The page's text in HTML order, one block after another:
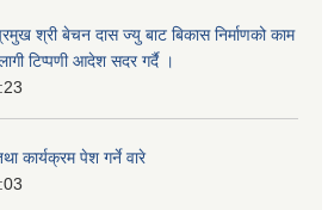
श्री बेचन दास ज्यु बाट बिकास निर्माणको काम
टिप्पणी आदेश सदर गर्दै ।
कार्यक्रम पेश गर्ने वारे